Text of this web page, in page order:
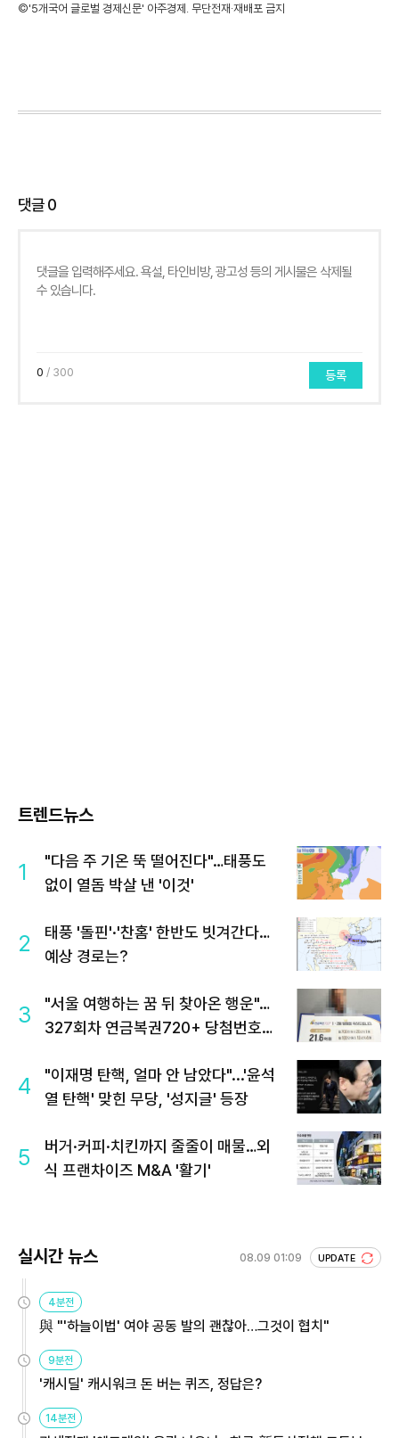
©'5개국어 글로벌 경제신문' 아주경제. 무단전재·재배포 금지
댓글0
0 / 300 등록
트렌드뉴스
1
"다음 주 기온 뚝 떨어진다"…태풍도
없이 열돔 박살 낸 '이것'
2
태풍 '돌핀'·'찬홈' 한반도 빗겨간다…
예상 경로는?
3
"서울 여행하는 꿈 뒤 찾아온 행운"…
327회차 연금복권720+ 당첨번호조
4
"이재명 탄핵, 얼마 안 남았다"...'윤석
열 탄핵' 맞힌 무당, '성지글' 등장
5
버거·커피·치킨까지 줄줄이 매물…외
식 프랜차이즈 M&A '활기'
실시간 뉴스 08.09 01:09 UPDATE
4분전
與 "'하늘이법' 여야 공동 발의 괜찮아…그것이 협치"
9분전
'캐시딜' 캐시워크 돈 버는 퀴즈, 정답은?
14분전